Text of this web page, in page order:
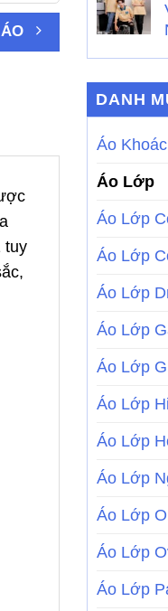
tuy
DANH
Áo
Áo Lớp
Áo Lớp
Áo Lớp
Áo Lớp
Áo Lớp
Áo Lớp
Áo Lớp
Áo Lớp
Áo Lớp
Áo Lớp
Áo Lớp
Áo Lớp